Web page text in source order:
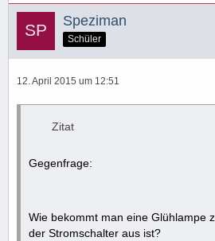
Speziman
Schüler
12. April 2015 um 12:51
Zitat
Gegenfrage:
Wie bekommt man eine Glühlampe
der Stromschalter aus ist?